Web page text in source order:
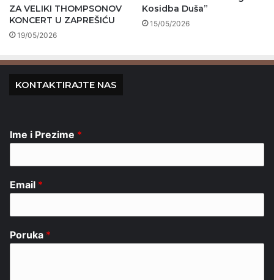
ZA VELIKI THOMPSONOV
KONCERT U ZAPREŠIĆU
19/05/2026
Kosidba Duša”
15/05/2026
KONTAKTIRAJTE NAS
Ime i Prezime *
Email *
Poruka *